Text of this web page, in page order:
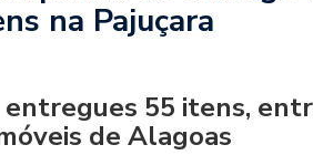
na Pajuçara
55 itens,
de Alagoas